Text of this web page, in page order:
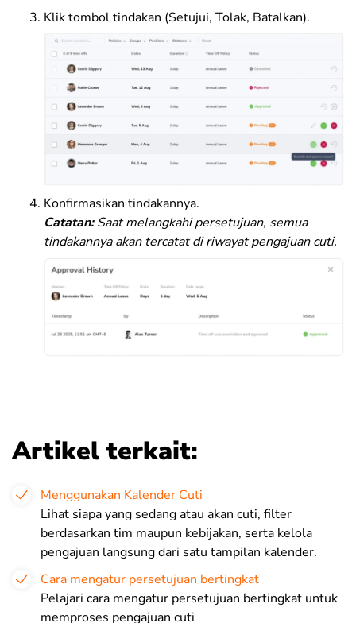
Klik tombol tindakan (Setujui, Tolak, Batalkan).
Konfirmasikan tindakannya.
Catatan:Saat melangkahi persetujuan, semua
tindakannya akan tercatat di riwayat pengajuan cuti.
Artikel terkait:
Menggunakan Kalender Cuti
Lihat siapa yang sedang atau akan cuti, filter
berdasarkan tim maupun kebijakan, serta kelola
pengajuan langsung dari satu tampilan kalender.
Cara mengatur persetujuan bertingkat
Pelajari cara mengatur persetujuan bertingkat untuk
memproses pengajuan cuti